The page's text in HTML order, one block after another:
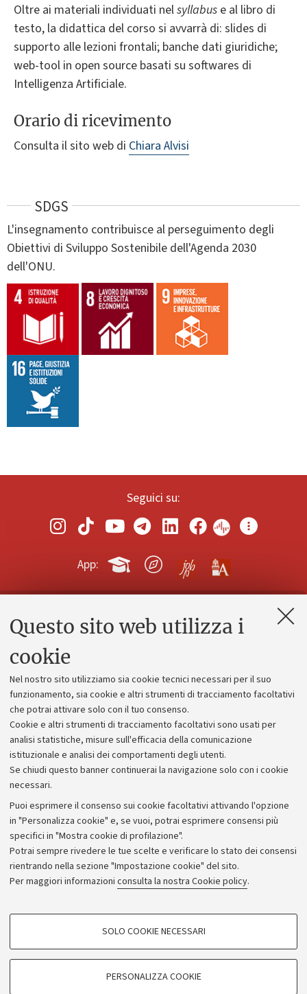
Questo sito web utilizza i
cookie
Nel nostro sito utilizziamo sia cookie tecnici necessari per il suo
funzionamento, sia cookie e altri strumenti di tracciamento facoltativi
che potrai attivare solo con il tuo consenso.
Cookie e altri strumenti di tracciamento facoltativi sono usati per
analisi statistiche, misure sull'efficacia della comunicazione
istituzionale e analisi dei comportamenti degli utenti.
Se chiudi questo banner continuerai la navigazione solo con i cookie
necessari.
Puoi esprimere il consenso sui cookie facoltativi attivando l'opzione
in "Personalizza cookie" e, se vuoi, potrai esprimere consensi più
specifici in "Mostra cookie di profilazione".
Potrai sempre rivedere le tue scelte e verificare lo stato dei consensi
rientrando nella sezione "Impostazione cookie" del sito.
Per maggiori informazioni consulta la nostra Cookie policy.
COOKIE DI PROFILAZIONE - FACOLTATIVI
SOLO COOKIE NECESSARI
PERSONALIZZA COOKIE
Oltre ai materiali individuati nelsyllabus e al libro di
testo, la didattica del corso si avvarrà di: slides di
supporto alle lezioni frontali; banche dati giuridiche;
web-tool in open source basati su softwares di
Intelligenza Artificiale.
Orario di ricevimento
Consulta il sito web di Chiara Alvisi
SDGS
L'insegnamento contribuisce al perseguimento degli
Obiettivi di Sviluppo Sostenibile dell'Agenda 2030
dell'ONU.
Seguici su:
App:
Contatti e PEC
Alumni community
Piano strategico
Bilanci
Donazioni e 5x1000
Bandi, gare e concorsi
Albo online
Amministrazione trasparente
Atti di notifica
Informazioni sul sito e accessibilità
Dichiarazione di accessibilità
Privacy e note legali
Impostazioni Cookie